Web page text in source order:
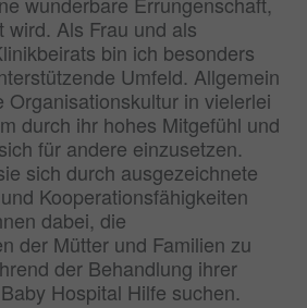
wird. Als Frau und als
bin ich besonders
Umfeld. Allgemein
Organisationskultur in vielerlei
durch ihr hohes Mitgefühl und
für andere einzusetzen.
sich durch ausgezeichnete
Kooperationsfähigkeiten
dabei, die
der Mütter und Familien zu
der Behandlung ihrer
Hospital Hilfe suchen.